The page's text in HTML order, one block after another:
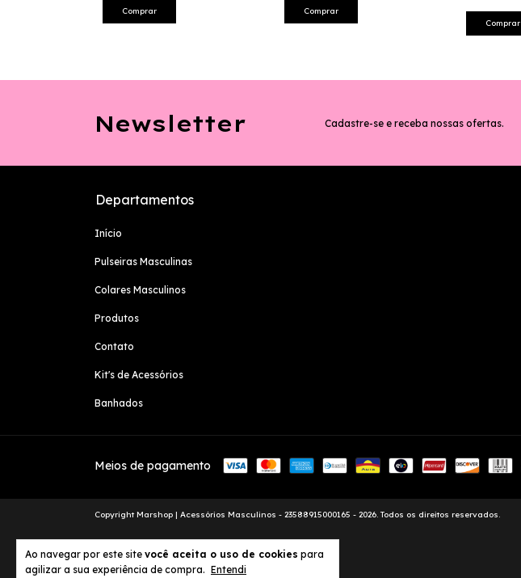
Ao navegar por este site você aceita o uso de cookies para
agilizar a sua experiência de compra. Entendi
Comprar Comprar
Comprar
Newsletter Cadastre-se e receba nossas ofertas.
Departamentos
Início
Pulseiras Masculinas
Colares Masculinos
Produtos
Contato
Kit's de Acessórios
Banhados
Meios de pagamento
Copyright Marshop | Acessórios Masculinos - 23588915000165 - 2026. Todos os direitos reservados.